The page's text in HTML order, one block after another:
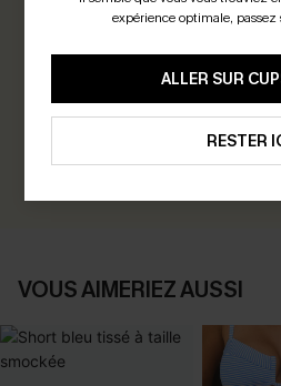
Soyez le Premier à
Gagnez 30+ points pour
VOUS AIMERIEZ AUSSI
expérience optimale, passez
ALLER SUR
RESTER